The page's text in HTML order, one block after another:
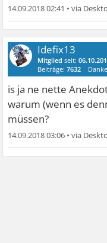
14.09.2018 02:41 •
Idefix13
Mitglied seit:
Beiträge:7632
is ja ne nette
warum (wenn es
müssen?
14.09.2018 03:06 •